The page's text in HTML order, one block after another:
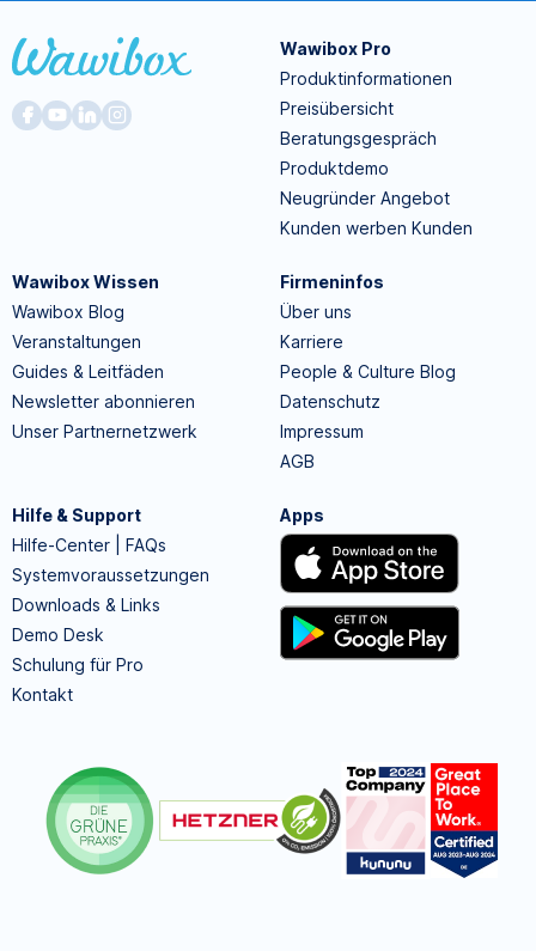
Wawibox Pro
Produktinformationen
Preisübersicht
Beratungsgespräch
Produktdemo
Neugründer Angebot
Kunden werben Kunden
Wawibox Wissen
Wawibox Blog
Veranstaltungen
Guides & Leitfäden
Newsletter abonnieren
Unser Partnernetzwerk
Firmeninfos
Über uns
Karriere
People & Culture Blog
Datenschutz
Impressum
AGB
Hilfe & Support
Hilfe-Center | FAQs
Systemvoraussetzungen
Downloads & Links
Demo Desk
Schulung für Pro
Kontakt
Apps